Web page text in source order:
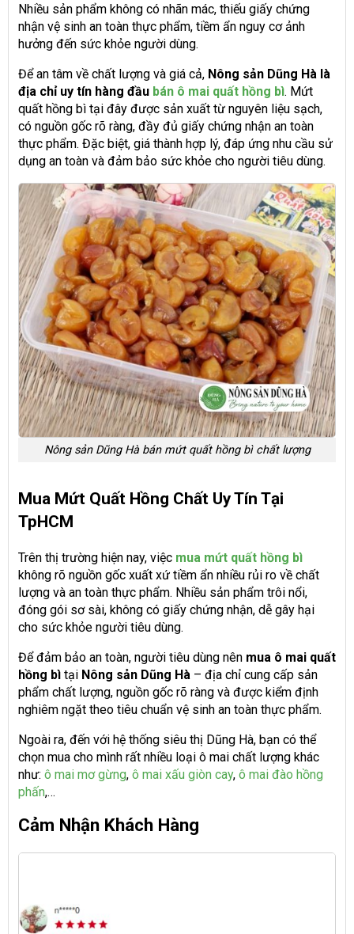
Nhiều sản phẩm không có nhãn mác, thiếu giấy chứng
nhận vệ sinh an toàn thực phẩm, tiềm ẩn nguy cơ ảnh
hưởng đến sức khỏe người dùng.
Để an tâm về chất lượng và giá cả, Nông sản Dũng Hà là
địa chỉ uy tín hàng đầu bán ô mai quất hồng bì. Mứt
quất hồng bì tại đây được sản xuất từ nguyên liệu sạch,
có nguồn gốc rõ ràng, đầy đủ giấy chứng nhận an toàn
thực phẩm. Đặc biệt, giá thành hợp lý, đáp ứng nhu cầu sử
dụng an toàn và đảm bảo sức khỏe cho người tiêu dùng.
Nông sản Dũng Hà bán mứt quất hồng bì chất lượng
Mua Mứt Quất Hồng Chất Uy Tín Tại
TpHCM
Trên thị trường hiện nay, việc mua mứt quất hồng bì
không rõ nguồn gốc xuất xứ tiềm ẩn nhiều rủi ro về chất
lượng và an toàn thực phẩm. Nhiều sản phẩm trôi nổi,
đóng gói sơ sài, không có giấy chứng nhận, dễ gây hại
cho sức khỏe người tiêu dùng.
Để đảm bảo an toàn, người tiêu dùng nên mua ô mai quất
hồng bì tại Nông sản Dũng Hà – địa chỉ cung cấp sản
phẩm chất lượng, nguồn gốc rõ ràng và được kiểm định
nghiêm ngặt theo tiêu chuẩn vệ sinh an toàn thực phẩm.
Ngoài ra, đến với hệ thống siêu thị Dũng Hà, bạn có thể
chọn mua cho mình rất nhiều loại ô mai chất lượng khác
như: ô mai mơ gừng, ô mai xấu giòn cay, ô mai đào hồng
phấn,…
Cảm Nhận Khách Hàng